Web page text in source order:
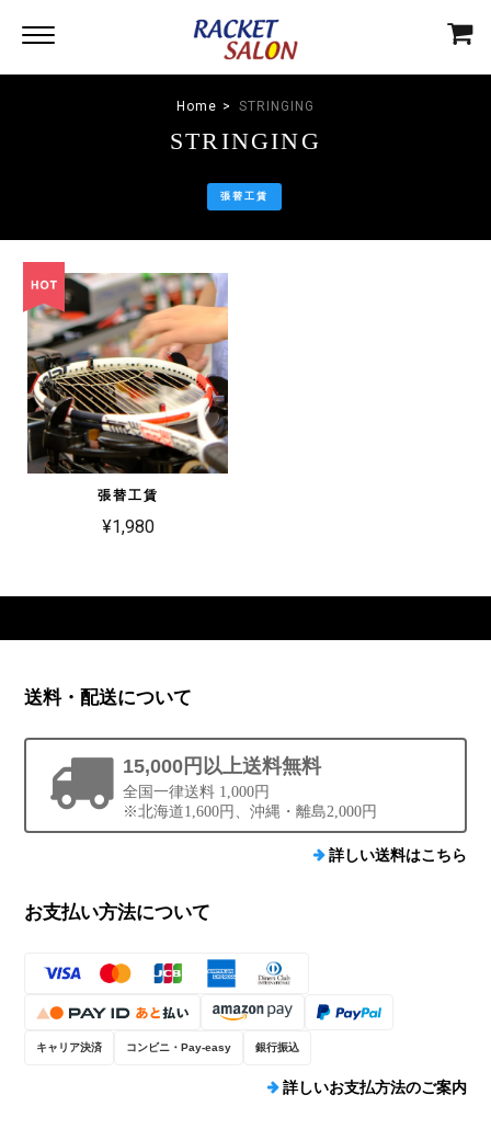
Home STRINGING
STRINGING
張替工賃
張替工賃
¥1,980
送料・配送について
15,000円以上送料無料
全国一律送料 1,000円
※北海道1,600円、沖縄・離島2,000円
詳しい送料はこちら
お支払い方法について
キャリア決済 コンビニ・Pay-easy 銀行振込
詳しいお支払方法のご案内